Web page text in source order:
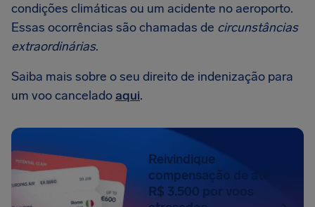
condições climáticas ou um acidente no aeroporto.
Essas ocorrências são chamadas de circunstâncias
extraordinárias.
Saiba mais sobre o seu direito de indenização para
um voo canceladoaqui.
Reivindique
compensação de até
R$ 3.500 por voos